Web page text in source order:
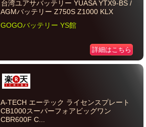
台湾ユアサバッテリー YUASA YTX9-BS /
AGMバッテリー Z750S Z1000 KLX
GOGOバッテリー YS館
詳細はこちら
A-TECH エーテック ライセンスプレート
CB1000スーパーフォアビッグワン
CBR600F C...